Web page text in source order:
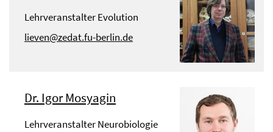
Lehrveranstalter Evolution
lieven@zedat.fu-berlin.de
Dr. Igor Mosyagin
Lehrveranstalter Neurobiologie